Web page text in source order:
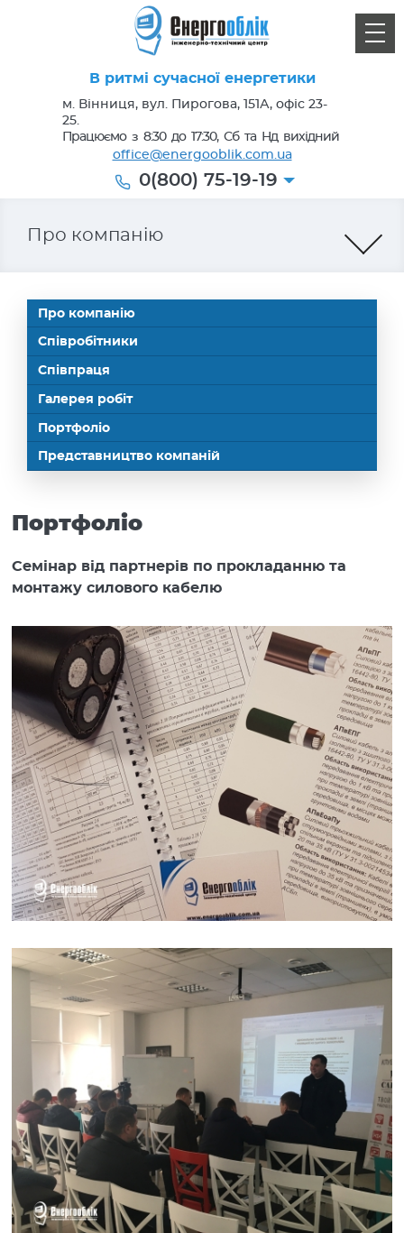
В ритмі сучасної енергетики
м. Вінниця, вул. Пирогова, 151А, офіс 23-
25.
Працюємо з 8:30 до 17:30, Сб та Нд вихідний
office@energooblik.com.ua
0(800) 75-19-19
Про компанію
Про компанію
Співробітники
Співпраця
Галерея робіт
Портфоліо
Представництво компаній
Портфоліо
Семінар від партнерів по прокладанню та
монтажу силового кабелю